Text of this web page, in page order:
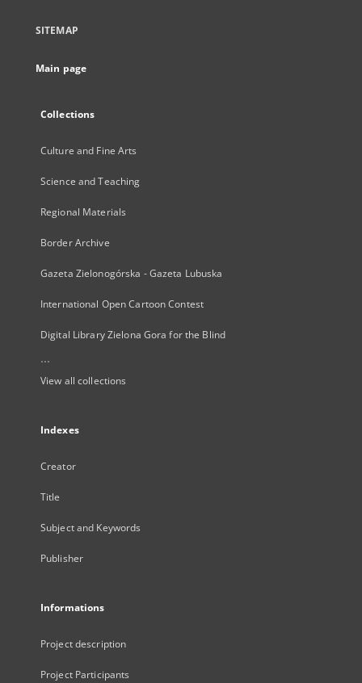
SITEMAP
Main page
Collections
Culture and Fine Arts
Science and Teaching
Regional Materials
Border Archive
Gazeta Zielonogórska - Gazeta Lubuska
International Open Cartoon Contest
Digital Library Zielona Gora for the Blind
...
View all collections
Indexes
Creator
Title
Subject and Keywords
Publisher
Informations
Project description
Project Participants